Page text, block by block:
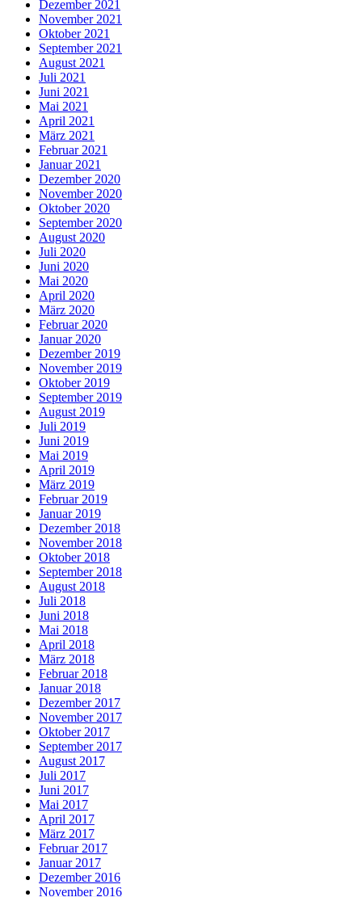
Dezember 2021
November 2021
Oktober 2021
September 2021
August 2021
Juli 2021
Juni 2021
Mai 2021
April 2021
März 2021
Februar 2021
Januar 2021
Dezember 2020
November 2020
Oktober 2020
September 2020
August 2020
Juli 2020
Juni 2020
Mai 2020
April 2020
März 2020
Februar 2020
Januar 2020
Dezember 2019
November 2019
Oktober 2019
September 2019
August 2019
Juli 2019
Juni 2019
Mai 2019
April 2019
März 2019
Februar 2019
Januar 2019
Dezember 2018
November 2018
Oktober 2018
September 2018
August 2018
Juli 2018
Juni 2018
Mai 2018
April 2018
März 2018
Februar 2018
Januar 2018
Dezember 2017
November 2017
Oktober 2017
September 2017
August 2017
Juli 2017
Juni 2017
Mai 2017
April 2017
März 2017
Februar 2017
Januar 2017
Dezember 2016
November 2016